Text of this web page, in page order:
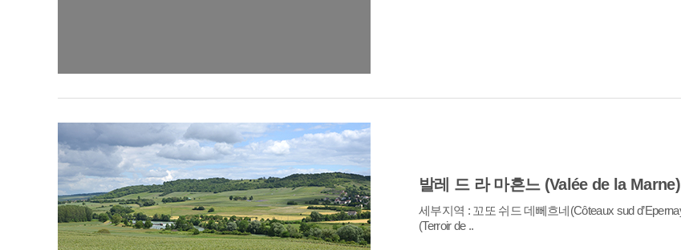
발레 드 라 마흔느 (Valée de la Marne)
(Terroir de ..